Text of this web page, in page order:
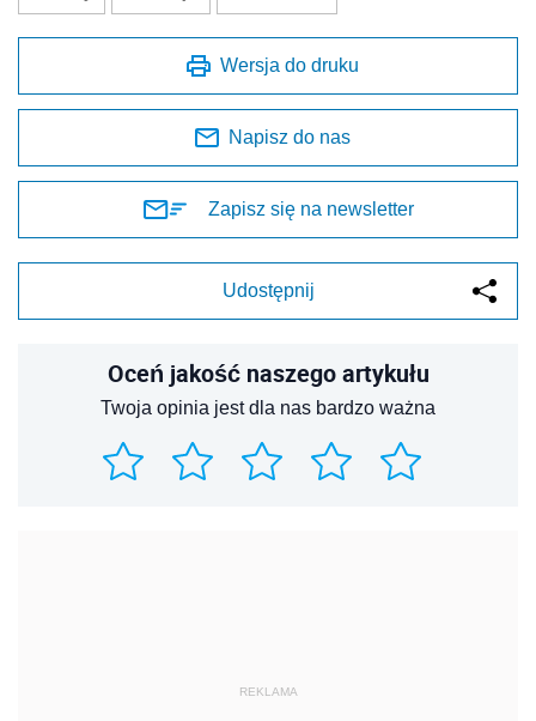
Wersja do druku
Napisz do nas
Zapisz się na newsletter
Udostępnij
Oceń jakość naszego artykułu
Twoja opinia jest dla nas bardzo ważna
REKLAMA